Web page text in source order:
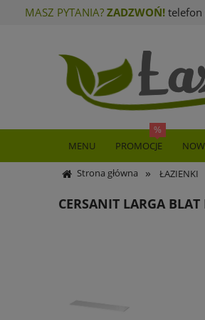
MASZ PYTANIA? ZADZWOŃ! telefon
MENU PROMOCJE
Strona główna » ŁAZIENKI
CERSANIT LARGA